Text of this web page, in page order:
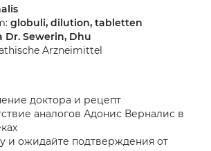
globuli, dilution, tabletten
Dr. Sewerin, Dhu
Arzneimittel
доктора и рецепт
аналогов Адонис Верналис в
и ожидайте подтверждения от